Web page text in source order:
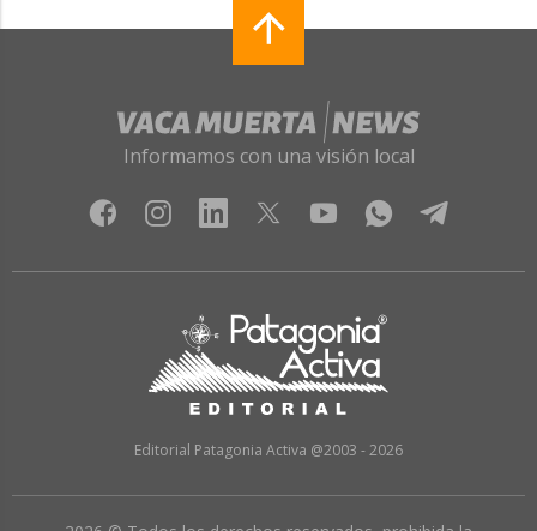
Informamos con una visión local
Editorial Patagonia Activa @2003 - 2026